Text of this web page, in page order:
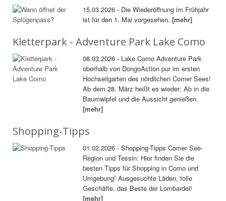
15.03.2026 - Die Wiederöffnung im Frühjahr
ist für den 1. Mai vorgesehen.[mehr]
Kletterpark - Adventure Park Lake Como
08.03.2026 - Lake Como Adventure Park
oberhalb von DongoAction pur im ersten
Hochseilgarten des nördlichen Comer Sees!
Ab dem 28. März heißt es wieder: Ab in die
Baumwipfel und die Aussicht genießen.
[mehr]
Shopping-Tipps
01.02.2026 - Shopping-Tipps Comer See-
Region und Tessin: Hier finden Sie die
besten Tipps für Shopping in Como und
Umgebung! Ausgesuchte Läden, tolle
Geschäfte, das Beste der Lombardei!
[mehr]